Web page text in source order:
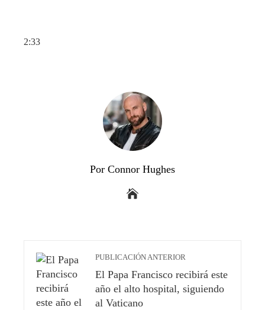
2:33
Por Connor Hughes
PUBLICACIÓN ANTERIOR
El Papa Francisco recibirá este
año el alto hospital, siguiendo
al Vaticano